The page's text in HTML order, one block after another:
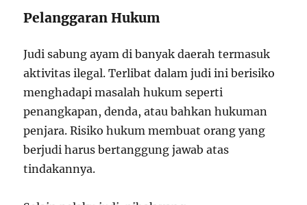
Pelanggaran Hukum
Judi sabung ayam di banyak daerah termasuk
aktivitas ilegal. Terlibat dalam judi ini berisiko
menghadapi masalah hukum seperti
penangkapan, denda, atau bahkan hukuman
penjara. Risiko hukum membuat orang yang
berjudi harus bertanggung jawab atas
tindakannya.